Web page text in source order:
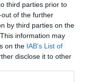
third parties prior to
of the further
by third parties on the
information may
on the IAB’s List of
disclose it to other
en unazona
hortofrutícola
prop del